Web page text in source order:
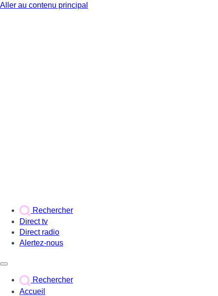
Aller au contenu principal
Rechercher
Direct tv
Direct radio
Alertez-nous
Rechercher
Accueil